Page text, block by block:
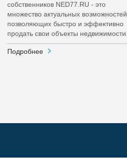
собственников NED77.RU - это
множество актуальных возможностей,
позволяющих быстро и эффективно
продать свои объекты недвижимости.
Подробнее